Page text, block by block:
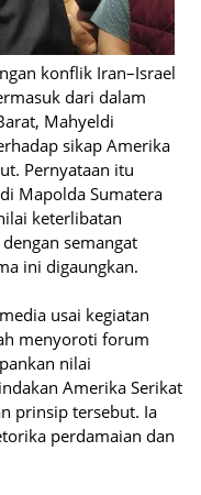
konflik Iran–Israel
dari dalam
Mahyeldi
sikap Amerika
Pernyataan itu
Mapolda Sumatera
keterlibatan
semangat
ini digaungkan.
usai kegiatan
menyoroti forum
nilai
Amerika Serikat
prinsip tersebut. Ia
perdamaian dan